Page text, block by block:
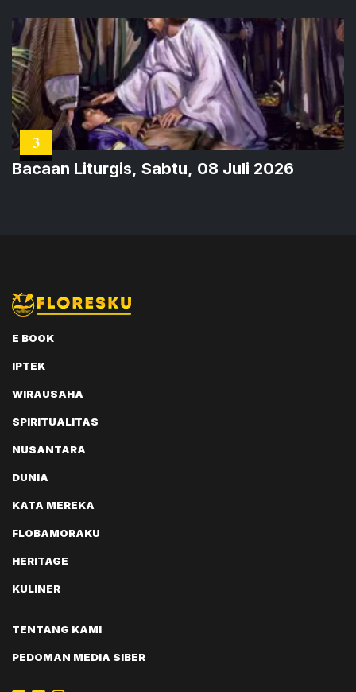
3
Bacaan Liturgis, Sabtu, 08 Juli 2026
E BOOK
IPTEK
WIRAUSAHA
SPIRITUALITAS
NUSANTARA
DUNIA
KATA MEREKA
FLOBAMORAKU
HERITAGE
KULINER
TENTANG KAMI
PEDOMAN MEDIA SIBER